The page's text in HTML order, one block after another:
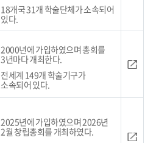
18개국 31개 학술단체가 소속되어
있다.
2000년에 가입하였으며 총회를
3년마다 개최한다.
전세계 149개 학술기구가
소속되어 있다.
2025년에 가입하였으며 2026년
2월 창립총회를 개최하였다.